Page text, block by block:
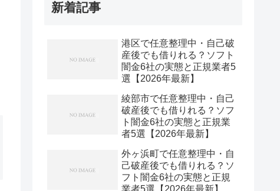
新着記事
港区で任意整理中・自己破
産後でも借りれる？ソフト
闇金6社の実態と正規業者5
選【2026年最新】
綾部市で任意整理中・自己
破産後でも借りれる？ソフ
ト闇金6社の実態と正規業
者5選【2026年最新】
外ヶ浜町で任意整理中・自
己破産後でも借りれる？ソ
フト闇金6社の実態と正規